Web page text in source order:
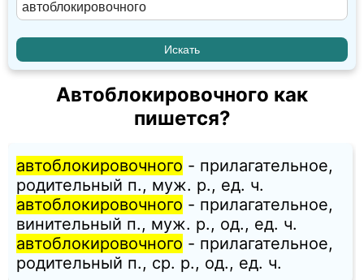
Автоблокировочного как
пишется?
автоблокировочного - прилагательное,
родительный п., муж. p., ед. ч.
автоблокировочного - прилагательное,
винительный п., муж. p., од., ед. ч.
автоблокировочного - прилагательное,
родительный п., ср. p., од., ед. ч.